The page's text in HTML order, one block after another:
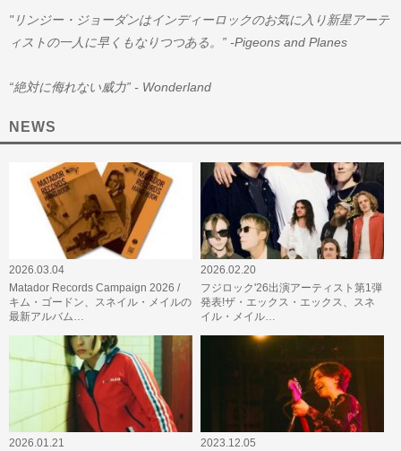
"リンジー・ジョーダンはインディーロックのお気に入り新星アーテ
ィストの一人に早くもなりつつある。” -Pigeons and Planes
“絶対に侮れない威力” - Wonderland
NEWS
2026.03.04
Matador Records Campaign 2026 /
キム・ゴードン、スネイル・メイルの
最新アルバム…
2026.02.20
フジロック'26出演アーティスト第1弾
発表!ザ・エックス・エックス、スネ
イル・メイル…
2026.01.21
2023.12.05